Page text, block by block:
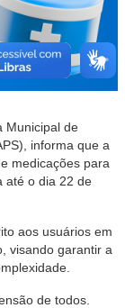
Municipal de
informa que a
medicações para
até o dia 22 de
aos usuários em
visando garantir a
de todos.